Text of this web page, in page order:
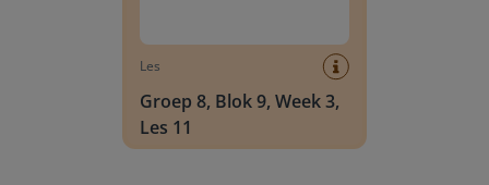
Les
Groep 8, Blok 9, Week 3,
Les 11